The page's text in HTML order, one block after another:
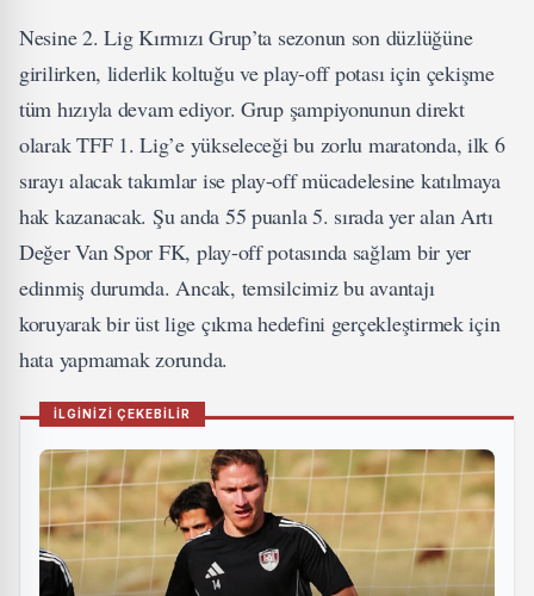
Nesine 2. Lig Kırmızı Grup’ta sezonun son düzlüğüne
girilirken, liderlik koltuğu ve play-off potası için çekişme
tüm hızıyla devam ediyor. Grup şampiyonunun direkt
olarak TFF 1. Lig’e yükseleceği bu zorlu maratonda, ilk 6
sırayı alacak takımlar ise play-off mücadelesine katılmaya
hak kazanacak. Şu anda 55 puanla 5. sırada yer alan Artı
Değer Van Spor FK, play-off potasında sağlam bir yer
edinmiş durumda. Ancak, temsilcimiz bu avantajı
koruyarak bir üst lige çıkma hedefini gerçekleştirmek için
hata yapmamak zorunda.
İLGİNİZİ ÇEKEBİLİR